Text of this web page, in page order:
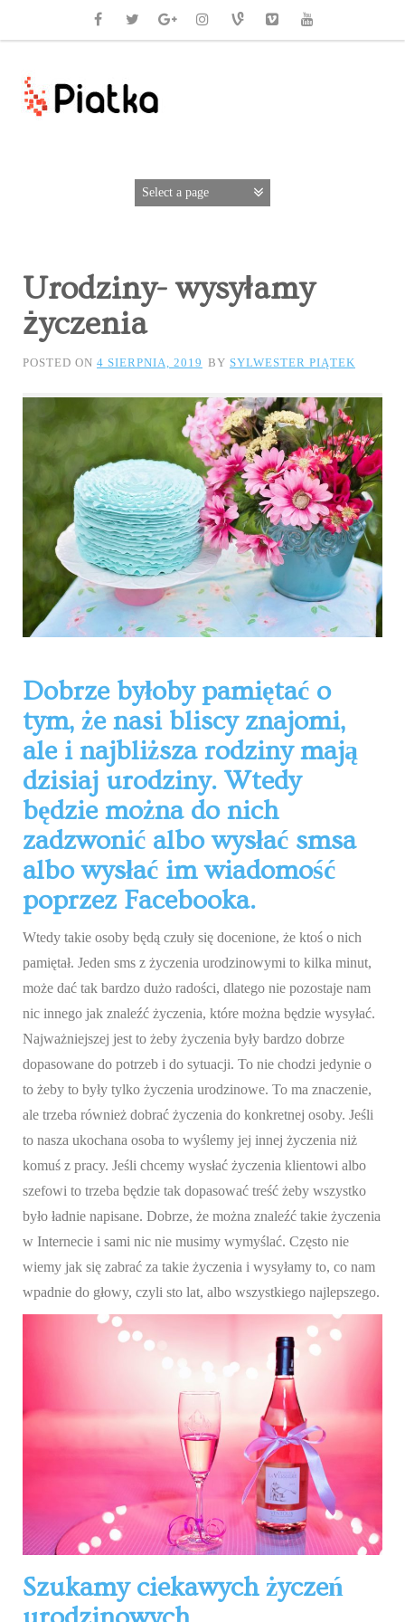
Urodziny- wysyłamy
życzenia
POSTED ON 4 SIERPNIA, 2019 BY SYLWESTER PIĄTEK
Dobrze byłoby pamiętać o
tym, że nasi bliscy znajomi,
ale i najbliższa rodziny mają
dzisiaj urodziny. Wtedy
będzie można do nich
zadzwonić albo wysłać smsa
albo wysłać im wiadomość
poprzez Facebooka.
Wtedy takie osoby będą czuły się docenione, że ktoś o nich
pamiętał. Jeden sms z życzenia urodzinowymi to kilka minut,
może dać tak bardzo dużo radości, dlatego nie pozostaje nam
nic innego jak znaleźć życzenia, które można będzie wysyłać.
Najważniejszej jest to żeby życzenia były bardzo dobrze
dopasowane do potrzeb i do sytuacji. To nie chodzi jedynie o
to żeby to były tylko życzenia urodzinowe. To ma znaczenie,
ale trzeba również dobrać życzenia do konkretnej osoby. Jeśli
to nasza ukochana osoba to wyślemy jej innej życzenia niż
komuś z pracy. Jeśli chcemy wysłać życzenia klientowi albo
szefowi to trzeba będzie tak dopasować treść żeby wszystko
było ładnie napisane. Dobrze, że można znaleźć takie życzenia
w Internecie i sami nic nie musimy wymyślać. Często nie
wiemy jak się zabrać za takie życzenia i wysyłamy to, co nam
wpadnie do głowy, czyli sto lat, albo wszystkiego najlepszego.
Szukamy ciekawych życzeń